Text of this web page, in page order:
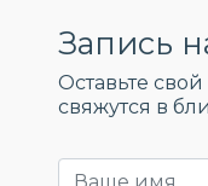
Запись
Оставьте
свяжутся в